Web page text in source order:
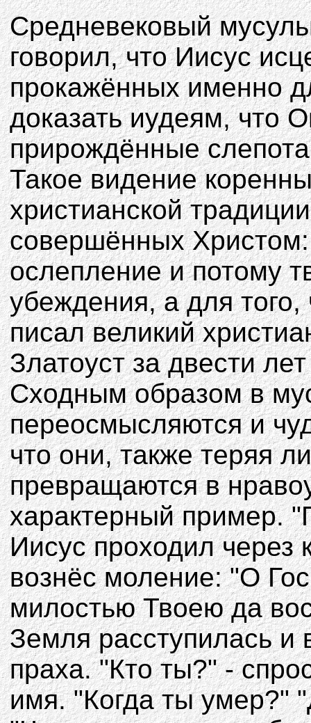
Средневековый
говорил, что Иисус
прокажённых именно
доказать иудеям, что
прирождённые
Такое видение
христианской
совершённых
ослепление и потому
убеждения, а для того,
писал великий
Златоуст за двести
Cходным образом в
переосмысляются и
что они, также теряя
превращаются в
характерный пример.
Иисус проходил через
вознёс моление: "О
милостью Твоею да
Земля расступилась и
праха. "Кто ты?" -
имя. "Когда ты умер?"